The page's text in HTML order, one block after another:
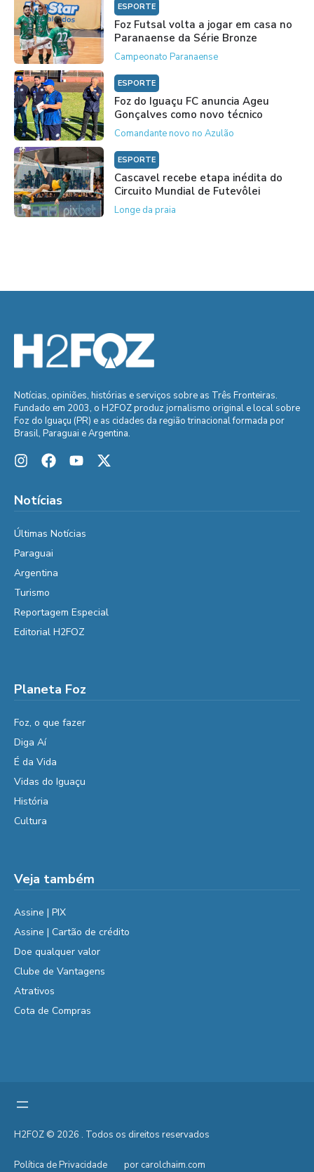
ESPORTE
Foz Futsal volta a jogar em casa no
Paranaense da Série Bronze
Campeonato Paranaense
ESPORTE
Foz do Iguaçu FC anuncia Ageu
Gonçalves como novo técnico
Comandante novo no Azulão
ESPORTE
Cascavel recebe etapa inédita do
Circuito Mundial de Futevôlei
Longe da praia
Notícias, opiniões, histórias e serviços sobre as Três Fronteiras.
Fundado em 2003, o H2FOZ produz jornalismo original e local sobre
Foz do Iguaçu (PR) e as cidades da região trinacional formada por
Brasil, Paraguai e Argentina.
Notícias
Últimas Notícias
Paraguai
Argentina
Turismo
Reportagem Especial
Editorial H2FOZ
Planeta Foz
Foz, o que fazer
Diga Aí
É da Vida
Vidas do Iguaçu
História
Cultura
Veja também
Assine | PIX
Assine | Cartão de crédito
Doe qualquer valor
Clube de Vantagens
Atrativos
Cota de Compras
H2FOZ © 2026 . Todos os direitos reservados
Política de Privacidade por carolchaim.com